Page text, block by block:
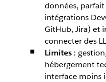
données, parfait
intégrations
GitHub, Jira) et
connecter des
Limites :
hébergement
interface moins